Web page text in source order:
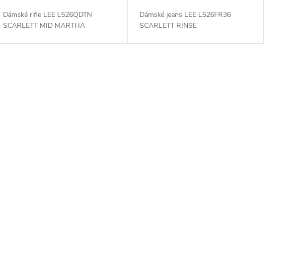
Dámské rifle LEE L526QDTN
SCARLETT MID MARTHA
Dámské jeans LEE L526FR36
SCARLETT RINSE